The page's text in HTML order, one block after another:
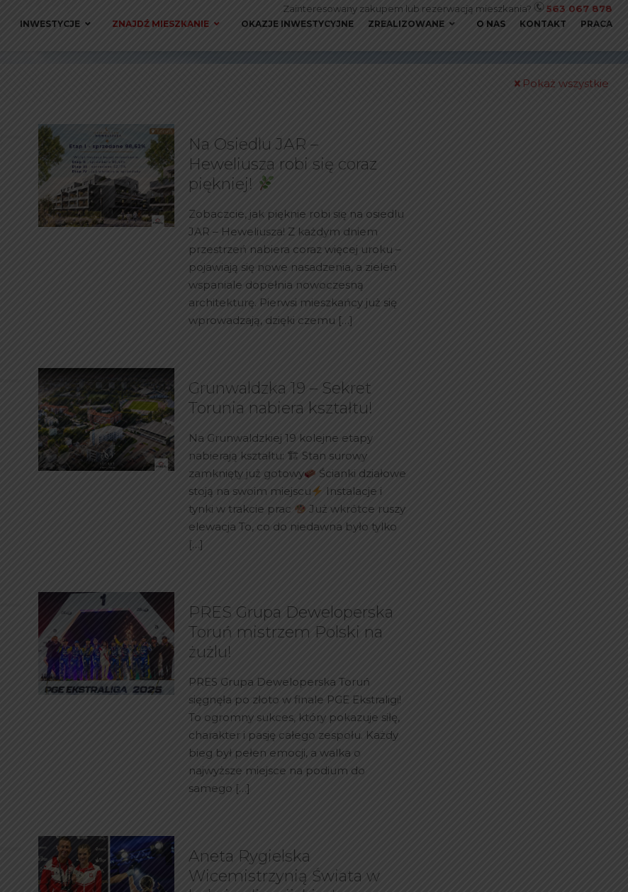
Zainteresowany zakupem lub rezerwacją mieszkania? 563 067 878
INWESTYCJE ZNAJDŹ MIESZKANIE OKAZJE INWESTYCYJNE ZREALIZOWANE O NAS KONTAKT PRACA
Pokaż wszystkie
Na Osiedlu JAR –
Heweliusza robi się coraz
piękniej!
Zobaczcie, jak pięknie robi się na osiedlu
JAR – Heweliusza! Z każdym dniem
przestrzeń nabiera coraz więcej uroku –
pojawiają się nowe nasadzenia, a zieleń
wspaniale dopełnia nowoczesną
architekturę. Pierwsi mieszkańcy już się
wprowadzają, dzięki czemu […]
Grunwaldzka 19 – Sekret
Torunia nabiera kształtu!
Na Grunwaldzkiej 19 kolejne etapy
nabierają kształtu: 🏗 Stan surowy
zamknięty już gotowy
Ścianki działowe
stoją na swoim miejscu
Instalacje i
tynki w trakcie prac
Już wkrótce ruszy
elewacja To, co do niedawna było tylko
[…]
PRES Grupa Deweloperska
Toruń mistrzem Polski na
żużlu!
PRES Grupa Deweloperska Toruń
sięgnęła po złoto w finale PGE Ekstraligi!
To ogromny sukces, który pokazuje siłę,
charakter i pasję całego zespołu. Każdy
bieg był pełen emocji, a walka o
najwyższe miejsce na podium do
samego […]
Aneta Rygielska
Wicemistrzynią Świata w